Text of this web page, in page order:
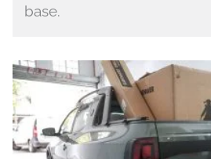
base.